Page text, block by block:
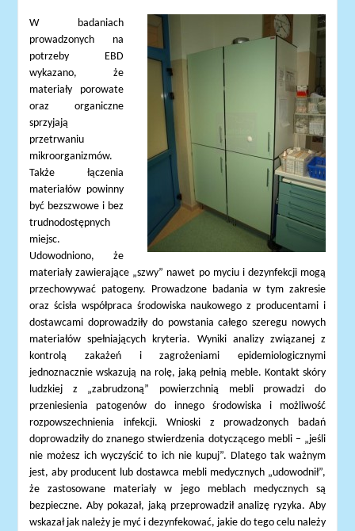
W badaniach
prowadzonych na
potrzeby EBD
wykazano, że
materiały porowate
oraz organiczne
sprzyjają
przetrwaniu
mikroorganizmów.
Także łączenia
materiałów powinny
być bezszwowe i bez
trudnodostępnych
miejsc.
Udowodniono, że
materiały zawierające „szwy” nawet po myciu i dezynfekcji mogą
przechowywać patogeny. Prowadzone badania w tym zakresie
oraz ścisła współpraca środowiska naukowego z producentami i
dostawcami doprowadziły do powstania całego szeregu nowych
materiałów spełniających kryteria. Wyniki analizy związanej z
kontrolą zakażeń i zagrożeniami epidemiologicznymi
jednoznacznie wskazują na rolę, jaką pełnią meble. Kontakt skóry
ludzkiej z „zabrudzoną” powierzchnią mebli prowadzi do
przeniesienia patogenów do innego środowiska i możliwość
rozpowszechnienia infekcji. Wnioski z prowadzonych badań
doprowadziły do znanego stwierdzenia dotyczącego mebli – „jeśli
nie możesz ich wyczyścić to ich nie kupuj”. Dlatego tak ważnym
jest, aby producent lub dostawca mebli medycznych „udowodnił”,
że zastosowane materiały w jego meblach medycznych są
bezpieczne. Aby pokazał, jaką przeprowadził analizę ryzyka. Aby
wskazał jak należy je myć i dezynfekować, jakie do tego celu należy